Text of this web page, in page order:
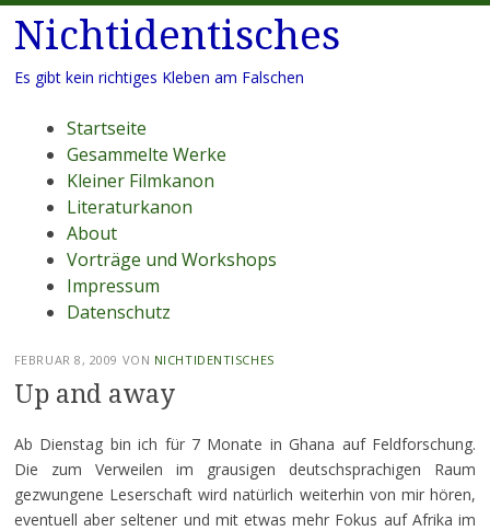
Nichtidentisches
Es gibt kein richtiges Kleben am Falschen
Menü
Zum
Inhalt
springen
Startseite
Gesammelte Werke
Kleiner Filmkanon
Literaturkanon
About
Vorträge und Workshops
Impressum
Datenschutz
FEBRUAR 8, 2009 VON NICHTIDENTISCHES
Up and away
Ab Dienstag bin ich für 7 Monate in Ghana auf Feldforschung.
Die zum Verweilen im grausigen deutschsprachigen Raum
gezwungene Leserschaft wird natürlich weiterhin von mir hören,
eventuell aber seltener und mit etwas mehr Fokus auf Afrika im